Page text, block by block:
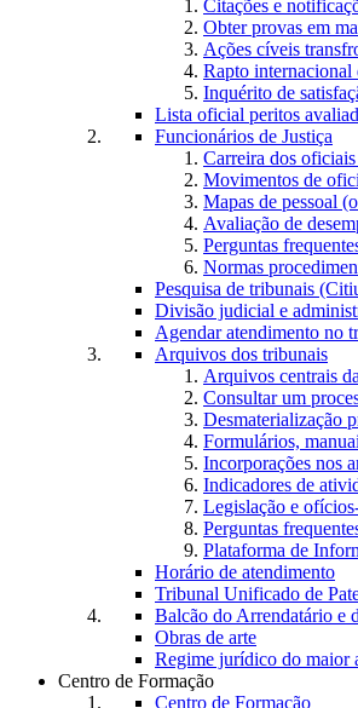
Citações e
Obter provas em
Ações cíveis
Rapto internacional
Inquérito de
Lista oficial peritos
Funcionários de Justiça
Carreira dos
Movimentos de
Mapas de pessoal
Avaliação de
Perguntas
Normas
Pesquisa de tribunais
Divisão judicial e
Agendar atendimento no
Arquivos dos tribunais
Arquivos centrais
Consultar um
Desmaterialização
Formulários,
Incorporações nos
Indicadores de
Legislação e
Perguntas
Plataforma de
Horário de atendimento
Tribunal Unificado de
Balcão do Arrendatário e
Obras de arte
Regime jurídico do maior
Centro de Formação
Centro de Formação